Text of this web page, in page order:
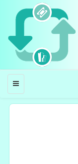
منو